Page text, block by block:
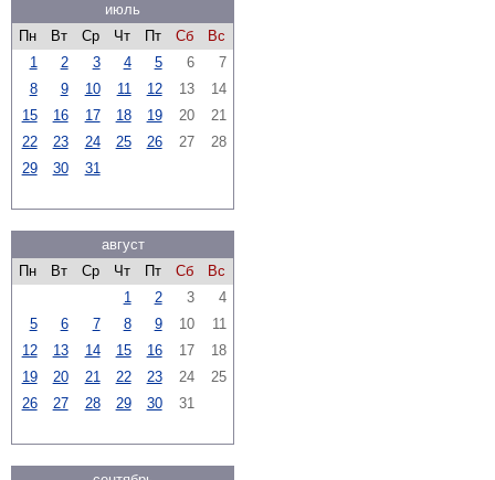
июль
Пн
Вт Ср Чт Пт Сб
Вс
1
2 3 4 5 6
7
8
9 10 11 12 13
14
15
16 17 18 19 20
21
22
23 24 25 26 27
28
29
30 31
август
Пн
Вт Ср Чт Пт Сб
Вс
1
2 3
4
5
6 7 8 9 10
11
12
13 14 15 16 17
18
19
20 21 22 23 24
25
26
27 28 29 30 31